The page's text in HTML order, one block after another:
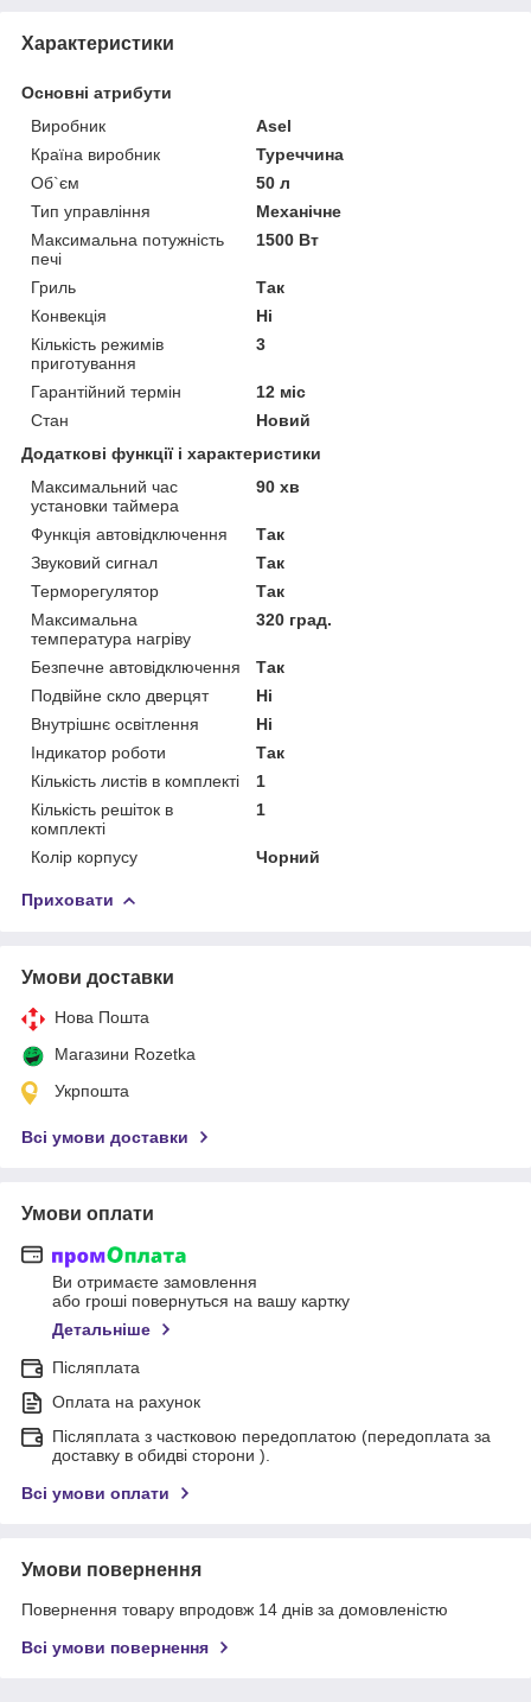
Характеристики
Основні атрибути
Виробник
Asel
Країна виробник
Туреччина
Об`єм
50 л
Тип управління
Механічне
Максимальна потужність
печі
1500 Вт
Гриль
Так
Конвекція
Ні
Кількість режимів
приготування
3
Гарантійний термін
12 міс
Стан
Новий
Додаткові функції і характеристики
Максимальний час
установки таймера
90 хв
Функція автовідключення
Так
Звуковий сигнал
Так
Терморегулятор
Так
Максимальна
температура нагріву
320 град.
Безпечне автовідключення
Так
Подвійне скло дверцят
Ні
Внутрішнє освітлення
Ні
Індикатор роботи
Так
Кількість листів в комплекті
1
Кількість решіток в
комплекті
1
Колір корпусу Чорний
Приховати
Умови доставки
Нова Пошта
Магазини Rozetka
Укрпошта
Всі умови доставки
Умови оплати
Ви отримаєте замовлення
або гроші повернуться на вашу картку
Детальніше
Післяплата
Оплата на рахунок
Післяплата з частковою передоплатою (передоплата за
доставку в обидві сторони ).
Всі умови оплати
Умови повернення
Повернення товару впродовж 14 днів за домовленістю
Всі умови повернення